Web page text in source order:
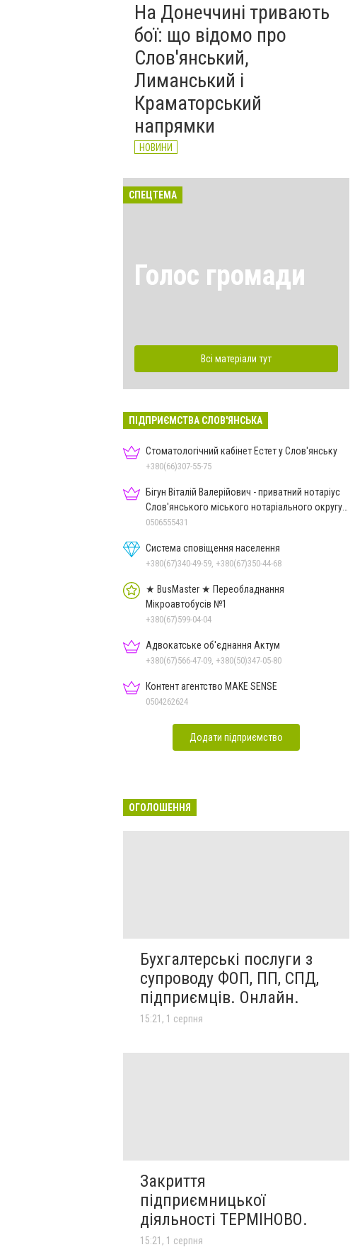
На Донеччині тривають
бої: що відомо про
Слов'янський,
Лиманський і
Краматорський
напрямки
НОВИНИ
СПЕЦТЕМА
Голос громади
Всі матеріали тут
ПІДПРИЄМСТВА СЛОВ'ЯНСЬКА
Стоматологічний кабінет Естет у Слов'янську
+380(66)307-55-75
Бігун Віталій Валерійович - приватний нотаріус
Слов'янського міського нотаріального округу
Дон.обл.
0506555431
Система сповіщення населення
+380(67)340-49-59, +380(67)350-44-68
★ BusMaster ★ Переобладнання
Мікроавтобусів №1
+380(67)599-04-04
Адвокатське об'єднання Актум
+380(67)566-47-09, +380(50)347-05-80
Контент агентство MAKE SENSE
0504262624
Додати підприємство
ОГОЛОШЕННЯ
Бухгалтерські послуги з
супроводу ФОП, ПП, СПД,
підприємців. Онлайн.
15:21, 1 серпня
Закриття
підприємницької
діяльності ТЕРМІНОВО.
15:21, 1 серпня